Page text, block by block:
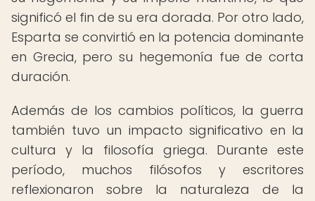
significó el fin de su era dorada. Por otro lado,
Esparta se convirtió en la potencia dominante
en Grecia, pero su hegemonía fue de corta
duración.
Además de los cambios políticos, la guerra
también tuvo un impacto significativo en la
cultura y la filosofía griega. Durante este
período, muchos filósofos y escritores
reflexionaron sobre la naturaleza de la